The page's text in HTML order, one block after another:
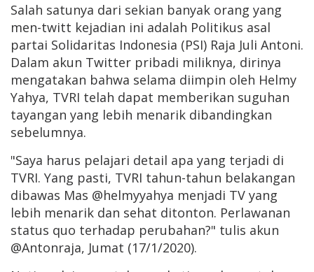
Salah satunya dari sekian banyak orang yang
men-twitt kejadian ini adalah Politikus asal
partai Solidaritas Indonesia (PSI) Raja Juli Antoni.
Dalam akun Twitter pribadi miliknya, dirinya
mengatakan bahwa selama diimpin oleh Helmy
Yahya, TVRI telah dapat memberikan suguhan
tayangan yang lebih menarik dibandingkan
sebelumnya.
"Saya harus pelajari detail apa yang terjadi di
TVRI. Yang pasti, TVRI tahun-tahun belakangan
dibawas Mas @helmyyahya menjadi TV yang
lebih menarik dan sehat ditonton. Perlawanan
status quo terhadap perubahan?" tulis akun
@Antonraja, Jumat (17/1/2020).